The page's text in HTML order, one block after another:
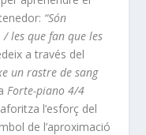
“Són
/ les que fan que les
a través del
un rastre de sang
Forte-piano 4/4
l’esforç del
de l’aproximació